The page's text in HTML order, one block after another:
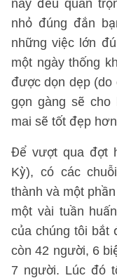
này đều quan
nhỏ đúng đắn
những việc lớn
một ngày thống
được dọn dẹp (do
gọn gàng sẽ cho
mai sẽ tốt đẹp
Để vượt qua đợt
Kỳ), có các
thành và một
một vài tuần
của chúng tôi bắt
còn 42 người, 6
7 người. Lúc đó